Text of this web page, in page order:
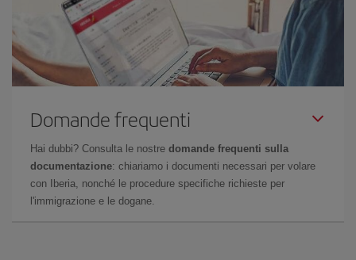
Domande frequenti
Hai dubbi? Consulta le nostre domande frequenti sulla
documentazione: chiariamo i documenti necessari per volare
con Iberia, nonché le procedure specifiche richieste per
l'immigrazione e le dogane.